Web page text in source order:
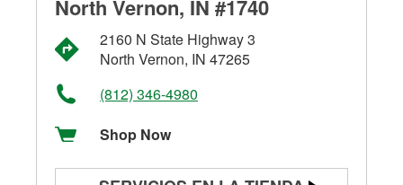
North Vernon, IN #1740
2160 N State Highway 3
North Vernon, IN 47265
(812) 346-4980
Shop Now